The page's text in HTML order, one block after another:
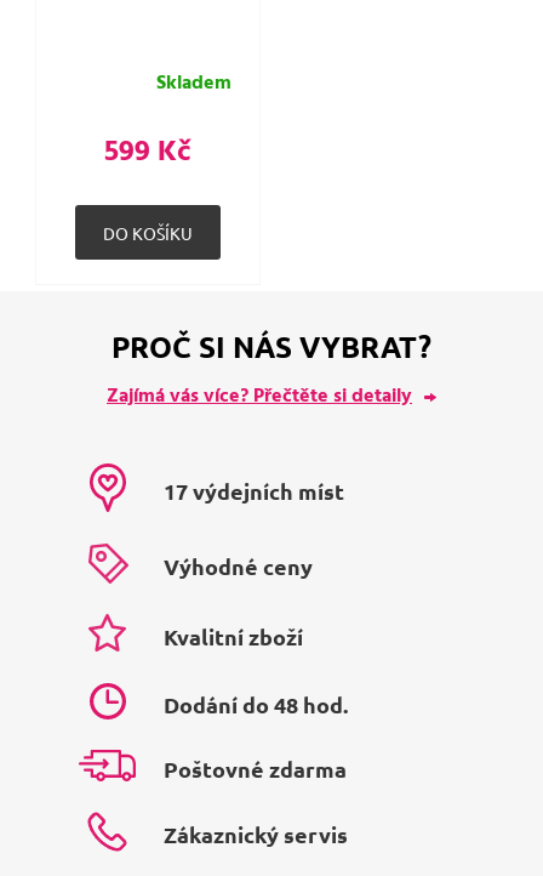
Skladem
599 Kč
PROČ SI NÁS VYBRAT?
Zajímá vás více? Přečtěte si detaily
17 výdejních míst
Výhodné ceny
Kvalitní zboží
Dodání do 48 hod.
Poštovné zdarma
Zákaznický servis